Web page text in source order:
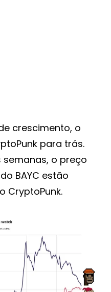
crescimento, o
para trás.
semanas, o preço
BAYC estão
CryptoPunk.